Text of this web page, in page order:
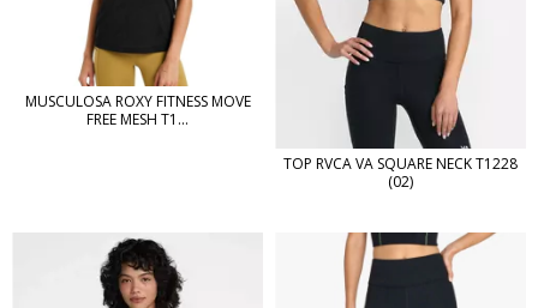
MUSCULOSA ROXY FITNESS MOVE
FREE MESH T1...
TOP RVCA VA SQUARE NECK T1228
(02)